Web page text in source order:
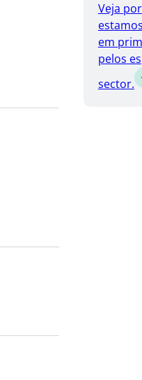
Veja
em
pelos
sector.